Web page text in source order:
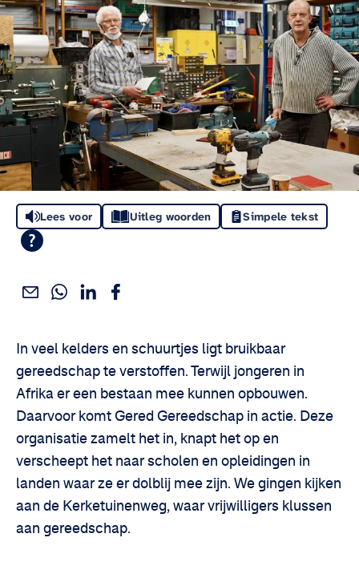
Lees voor Uitleg woorden Simpele tekst
Deel het artikel:
Deel dit via e-mail
Deel dit via WhatsApp
Deel dit via Linkedin
Deel dit via Facebook
In veel kelders en schuurtjes ligt bruikbaar
gereedschap te verstoffen. Terwijl jongeren in
Afrika er een bestaan mee kunnen opbouwen.
Daarvoor komt Gered Gereedschap in actie. Deze
organisatie zamelt het in, knapt het op en
verscheept het naar scholen en opleidingen in
landen waar ze er dolblij mee zijn. We gingen kijken
aan de Kerketuinenweg, waar vrijwilligers klussen
aan gereedschap.